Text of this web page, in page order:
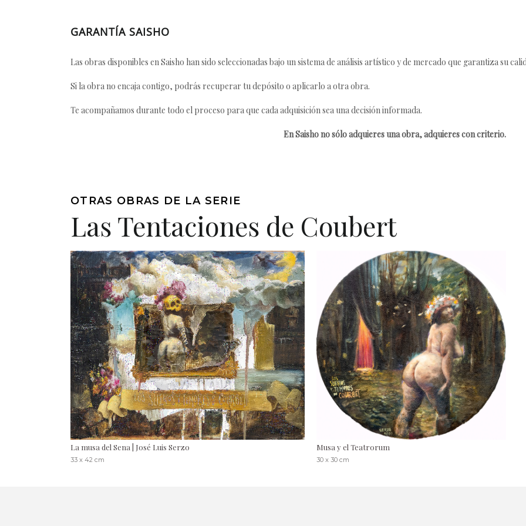
GARANTÍA SAISHO
Las obras disponibles en Saisho han sido seleccionadas bajo un sistema de análisis artístico y de mercado que garantiza su
Si la obra no encaja contigo, podrás recuperar tu depósito o aplicarlo a otra obra.
Te acompañamos durante todo el proceso para que cada adquisición sea una decisión informada.
En Saisho no sólo adquieres una obra, adquieres con criterio.
OTRAS OBRAS DE LA SERIE
Las Tentaciones de Coubert
La musa del Sena | José Luis Serzo
33 x 42 cm
Musa y el Teatrorum
30 x 30 cm